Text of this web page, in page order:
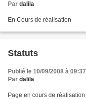
Par dalila
En Cours de réalisation
Statuts
Publié le 10/09/2008 à 09:37
Par dalila
Page en cours de réalisation